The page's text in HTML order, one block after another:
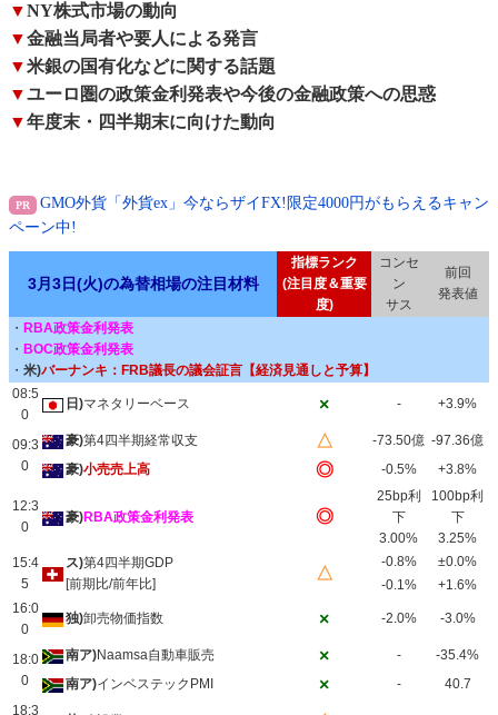
▼NY株式市場の動向
▼金融当局者や要人による発言
▼米銀の国有化などに関する話題
▼ユーロ圏の政策金利発表や今後の金融政策への思惑
▼年度末・四半期末に向けた動向
GMO外貨「外貨ex」今ならザイFX!限定4000円がもらえるキャン
ペーン中!
3月3日(火)の為替相場の注目材料
指標ランク
(注目度＆重要
度)
コンセ
ン
サス
前回
発表値
・ RBA政策金利発表
・ BOC政策金利発表
・ 米)バーナンキ：FRB議長の議会証言【経済見通しと予算】
08:5
0
日)マネタリーベース × - +3.9%
09:3
0
豪)第4四半期経常収支 △ -73.50億 -97.36億
豪)小売売上高 ◎ -0.5% +3.8%
12:3
0
豪)RBA政策金利発表 ◎
25bp利
下
3.00%
100bp利
下
3.25%
15:4
5
ス)第4四半期GDP
[前期比/前年比]
△
-0.8%
±0.0%
-0.1%
+1.6%
16:0
0
独)卸売物価指数 × -2.0% -3.0%
18:0
0
南ア)Naamsa自動車販売 × -
-35.4%
南ア)インベステックPMI × -
40.7
18:3